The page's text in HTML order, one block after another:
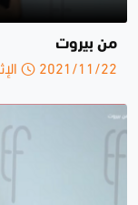
من بيروت
2021/11/22 الإثنين 10:20 ص